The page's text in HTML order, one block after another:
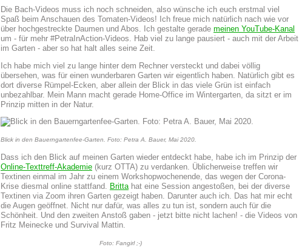
Die Bach-Videos muss ich noch schneiden, also wünsche ich euch erstmal viel
Spaß beim Anschauen des Tomaten-Videos! Ich freue mich natürlich nach wie vor
über hochgestreckte Daumen und Abos. Ich gestalte gerade meinen YouTube-Kanal
um - für mehr #PetraInAction-Videos. Hab viel zu lange pausiert - auch mit der Arbeit
im Garten - aber so hat halt alles seine Zeit.
Ich habe mich viel zu lange hinter dem Rechner versteckt und dabei völlig
übersehen, was für einen wunderbaren Garten wir eigentlich haben. Natürlich gibt es
dort diverse Rümpel-Ecken, aber allein der Blick in das viele Grün ist einfach
unbezahlbar. Mein Mann macht gerade Home-Office im Wintergarten, da sitzt er im
Prinzip mitten in der Natur.
Blick in den Bauerngartenfee-Garten. Foto: Petra A. Bauer, Mai 2020.
Dass ich den Blick auf meinen Garten wieder entdeckt habe, habe ich im Prinzip der
Online-Texttreff-Akademie (kurz OTTA) zu verdanken. Üblicherweise treffen wir
Textinen einmal im Jahr zu einem Workshopwochenende, das wegen der Corona-
Krise diesmal online stattfand. Brittahat eine Session angestoßen, bei der diverse
Textinen via Zoom ihren Garten gezeigt haben. Darunter auch ich. Das hat mir echt
die Augen geöffnet. Nicht nur dafür, was alles zu tun ist, sondern auch für die
Schönheit. Und den zweiten Anstoß gaben - jetzt bitte nicht lachen! - die Videos von
Fritz Meinecke und Survival Mattin.
Foto: Fangirl ;-)